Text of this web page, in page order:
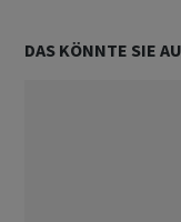
DAS KÖNNTE SIE